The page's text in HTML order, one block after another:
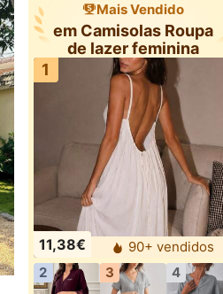
Mais Vendido
em Camisolas Roupa
de lazer feminina
1
11,38€
90+ vendidos
2
3 4